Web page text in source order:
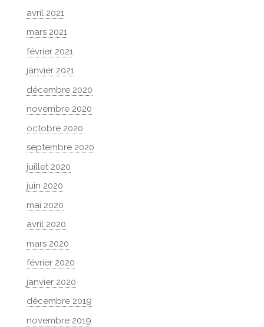
avril 2021
mars 2021
février 2021
janvier 2021
décembre 2020
novembre 2020
octobre 2020
septembre 2020
juillet 2020
juin 2020
mai 2020
avril 2020
mars 2020
février 2020
janvier 2020
décembre 2019
novembre 2019